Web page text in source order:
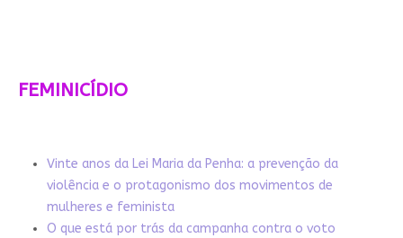
FEMINICÍDIO
Vinte anos da Lei Maria da Penha: a prevenção da
violência e o protagonismo dos movimentos de
mulheres e feminista
O que está por trás da campanha contra o voto